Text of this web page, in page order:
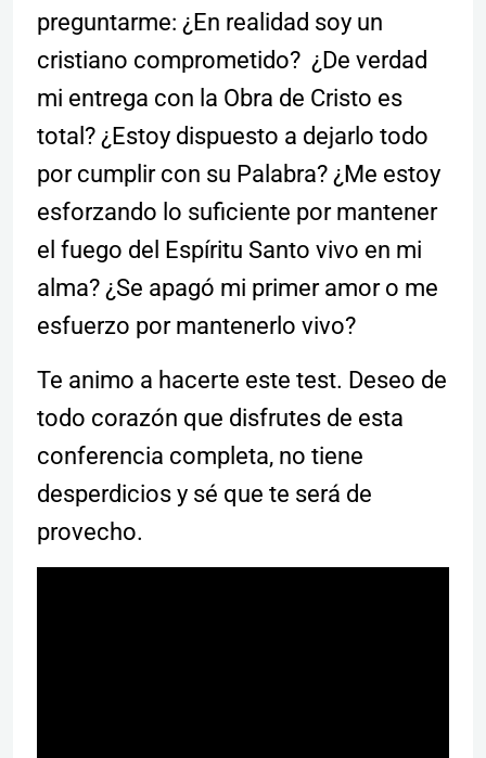
preguntarme: ¿En realidad soy un
cristiano comprometido? ¿De verdad
mi entrega con la Obra de Cristo es
total? ¿Estoy dispuesto a dejarlo todo
por cumplir con su Palabra? ¿Me estoy
esforzando lo suficiente por mantener
el fuego del Espíritu Santo vivo en mi
alma? ¿Se apagó mi primer amor o me
esfuerzo por mantenerlo vivo?
Te animo a hacerte este test. Deseo de
todo corazón que disfrutes de esta
conferencia completa, no tiene
desperdicios y sé que te será de
provecho.